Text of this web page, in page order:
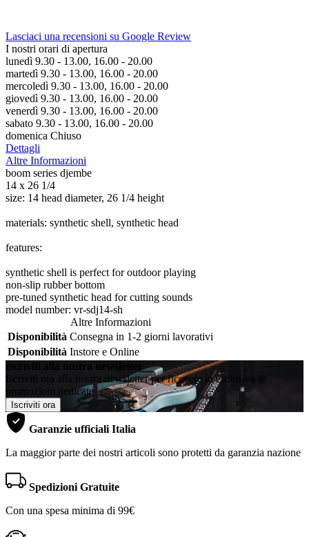
Lasciaci una recensioni su Google Review
I nostri orari di apertura
lunedì 9.30 - 13.00, 16.00 - 20.00
martedì 9.30 - 13.00, 16.00 - 20.00
mercoledì 9.30 - 13.00, 16.00 - 20.00
giovedì 9.30 - 13.00, 16.00 - 20.00
venerdì 9.30 - 13.00, 16.00 - 20.00
sabato 9.30 - 13.00, 16.00 - 20.00
domenica Chiuso
Dettagli
Altre Informazioni
boom series djembe
14 x 26 1/4
size: 14 head diameter, 26 1/4 height
materials: synthetic shell, synthetic head
features:
synthetic shell is perfect for outdoor playing
non-slip rubber bottom
pre-tuned synthetic head for cutting sounds
model number: vr-sdj14-sh
Altre Informazioni
Disponibilità Consegna in 1-2 giorni lavorativi
Disponibilità Instore e Online
Iscriviti alla nostra newsletter
Iscriviti ora alla nostra newsletter per ricevere in esclusiva le
promozioni dedicate
Iscriviti ora
Garanzie ufficiali Italia
La maggior parte dei nostri articoli sono protetti da garanzia nazione
Spedizioni Gratuite
Con una spesa minima di 99€